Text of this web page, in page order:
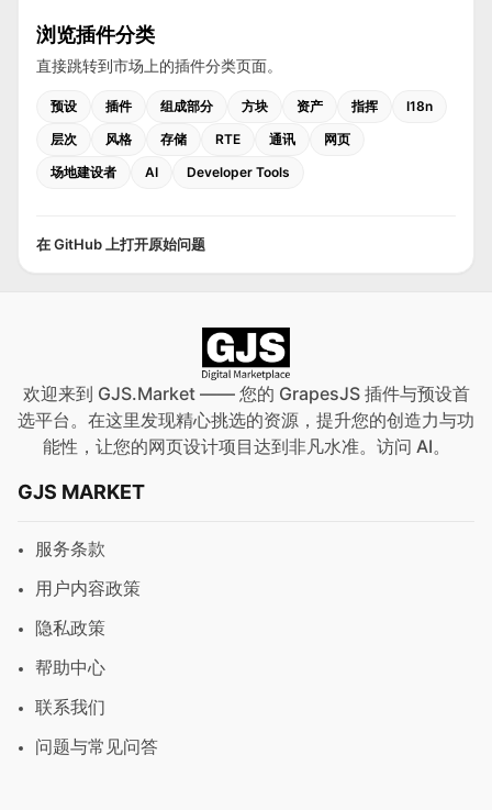
浏览插件分类
直接跳转到市场上的插件分类页面。
预设 插件 组成部分 方块 资产 指挥
I18n
层次
风格 存储 RTE 通讯
网页
场地建设者
AI Developer Tools
在 GitHub 上打开原始问题
欢迎来到 GJS.Market —— 您的 GrapesJS 插件与预设首
选平台。在这里发现精心挑选的资源，提升您的创造力与功
能性，让您的网页设计项目达到非凡水准。访问 AI。
GJS MARKET
服务条款
用户内容政策
隐私政策
帮助中心
联系我们
问题与常见问答